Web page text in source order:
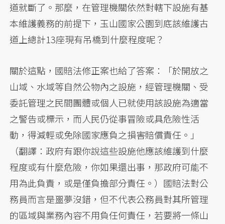
道就斷了。那麼，在管理機關依然對轄下設施有基
本維護義務的前提下，玉山國家公園到底該維護古
道上總計13座現有吊橋到什麼程度呢？
關於這點，國賠法修正案也給了答案：「於開放之
山域、水域等自然公物內之設施，經管理機關、受
委託管理之民間團體或個人已就使用該設施為適當
之警告或標示，而人民仍從事冒險或具危險性活
動，得減輕或免除國家應負之損害賠償責任。」
（翻譯：政府有跟你說這些設施他應該維護到什麼
程度或有什麼危險，你如果還出事，那政府可能不
用為此負責，或是僅負擔部分責任。）國賠法對公
務員而言是噩夢沒錯，但不代表公務員對其所管理
的區域與業務內容不用負任何責任，若要將一條山